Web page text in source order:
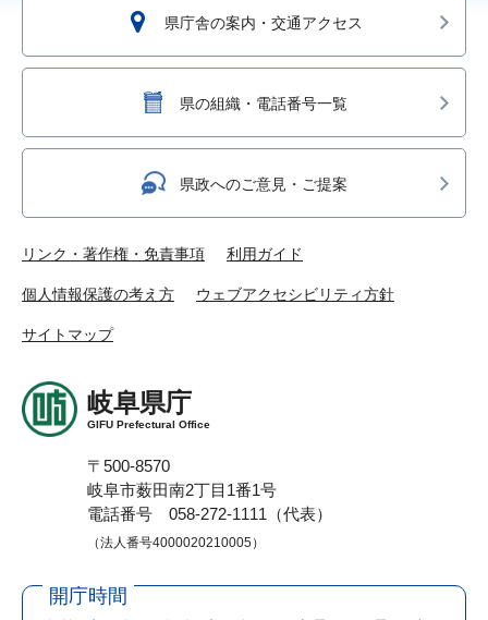
県庁舎の案内・交通アクセス
県の組織・電話番号一覧
県政へのご意見・ご提案
リンク・著作権・免責事項 利用ガイド
個人情報保護の考え方 ウェブアクセシビリティ方針
サイトマップ
岐阜県庁
GIFU Prefectural Office
〒500-8570
岐阜市薮田南2丁目1番1号
電話番号 058-272-1111（代表）
（法人番号4000020210005）
開庁時間